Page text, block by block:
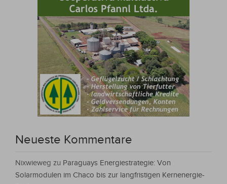
Neueste Kommentare
Nixwieweg zu Paraguays Energiestrategie: Von
Solarmodulen im Chaco bis zur langfristigen Kernenergie-